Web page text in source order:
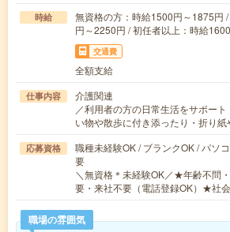
時給
無資格の方：時給1500円～1875円
円～2250円 / 初任者以上：時給
交通費
全額支給
仕事内容
介護関連
／利用者の方の日常生活をサポー
い物や散歩に付き添ったり・折り
応募資格
職種未経験OK / ブランクOK / パソ
要
＼無資格＊未経験OK／★年齢不問
要・来社不要（電話登録OK）★社
職場の雰囲気